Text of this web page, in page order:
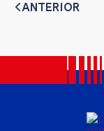
ANTERIOR